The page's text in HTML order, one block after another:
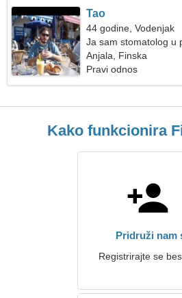
Tao
44 godine, Vodenjak
Ja sam stomatolog u
ženom
Anjala, Finska
Pravi odnos
Kako funkcionira
Pridruži nam
Registrirajte se